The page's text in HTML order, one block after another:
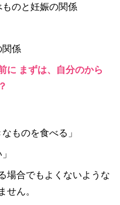
のと妊娠の関係
関係
に まずは、自分のから
ものを食べる」
場合でもよくないような
せん。